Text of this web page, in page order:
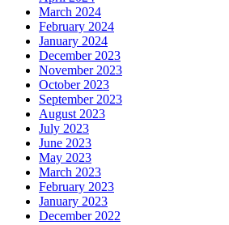
March 2024
February 2024
January 2024
December 2023
November 2023
October 2023
September 2023
August 2023
July 2023
June 2023
May 2023
March 2023
February 2023
January 2023
December 2022